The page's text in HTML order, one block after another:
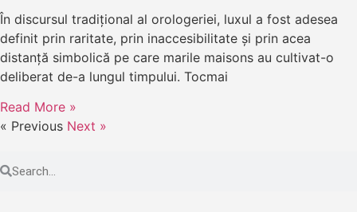
În discursul tradițional al orologeriei, luxul a fost adesea
definit prin raritate, prin inaccesibilitate și prin acea
distanță simbolică pe care marile maisons au cultivat-o
deliberat de-a lungul timpului. Tocmai
Read More »
« Previous Next »